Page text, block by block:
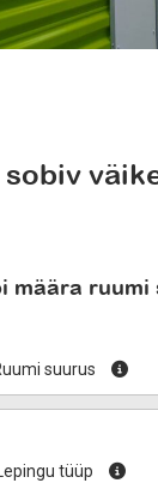
sobiv
määra ruumi
suurus
tüüp